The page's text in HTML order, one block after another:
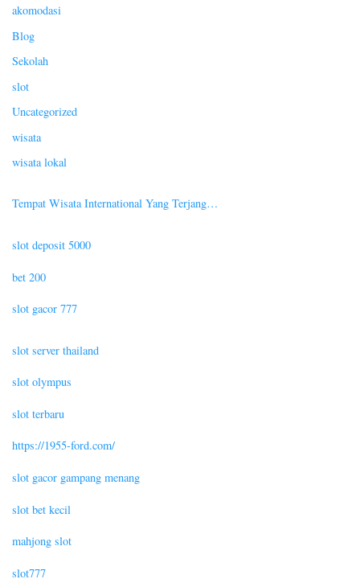
akomodasi
Blog
Sekolah
slot
Uncategorized
wisata
wisata lokal
Tempat Wisata International Yang Terjang…
slot deposit 5000
bet 200
slot gacor 777
slot server thailand
slot olympus
slot terbaru
https://1955-ford.com/
slot gacor gampang menang
slot bet kecil
mahjong slot
slot777